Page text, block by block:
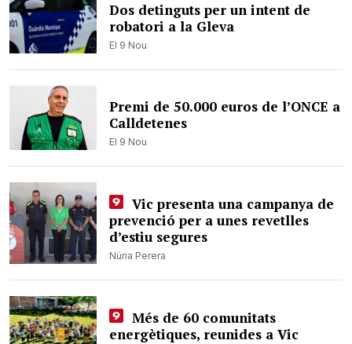
Dos detinguts per un intent de
robatori a la Gleva
El 9 Nou
Premi de 50.000 euros de l’ONCE a
Calldetenes
El 9 Nou
Vic presenta una campanya de
prevenció per a unes revetlles
d’estiu segures
Núria Perera
Més de 60 comunitats
energètiques, reunides a Vic